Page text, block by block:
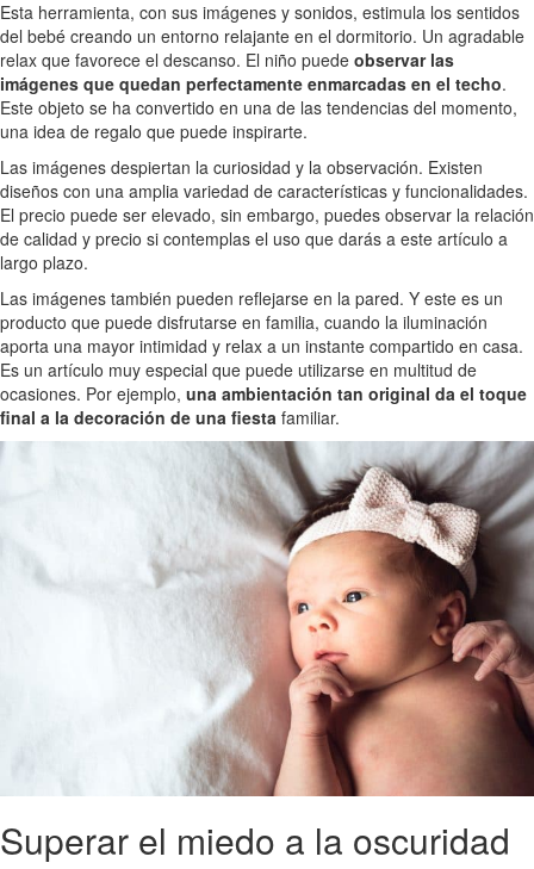
Esta herramienta, con sus imágenes y sonidos, estimula los sentidos
del bebé creando un entorno relajante en el dormitorio. Un agradable
relax que favorece el descanso. El niño puede observar las
imágenes que quedan perfectamente enmarcadas en el techo.
Este objeto se ha convertido en una de las tendencias del momento,
una idea de regalo que puede inspirarte.
Las imágenes despiertan la curiosidad y la observación. Existen
diseños con una amplia variedad de características y funcionalidades.
El precio puede ser elevado, sin embargo, puedes observar la relación
de calidad y precio si contemplas el uso que darás a este artículo a
largo plazo.
Las imágenes también pueden reflejarse en la pared. Y este es un
producto que puede disfrutarse en familia, cuando la iluminación
aporta una mayor intimidad y relax a un instante compartido en casa.
Es un artículo muy especial que puede utilizarse en multitud de
ocasiones. Por ejemplo, una ambientación tan original da el toque
final a la decoración de una fiesta familiar.
Superar el miedo a la oscuridad